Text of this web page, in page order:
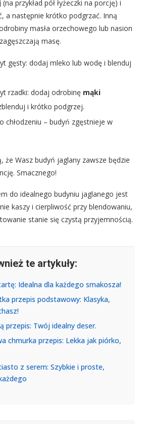
(na przykład pół łyżeczki na porcję) i
a następnie krótko podgrzać. Inną
masła orzechowego lub nasion
masę.
gęsty: dodaj mleko lub wodę i blenduj
rzadki: dodaj odrobinę mąki
i krótko podgrzej.
chłodzeniu – budyń zgęstnieje w
że Wasz budyń jaglany zawsze będzie
Smacznego!
do idealnego budyniu jaglanego jest
kaszy i cierpliwość przy blendowaniu,
stanie się czystą przyjemnością.
te artykuły:
Idealna dla każdego smakosza!
przepis podstawowy: Klasyka,
przepis: Twój idealny deser.
chmurka przepis: Lekka jak piórko,
z serem: Szybkie i proste,